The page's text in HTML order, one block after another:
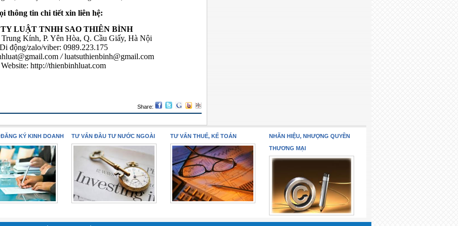
thông tin chi tiết xin liên hệ:
TY LUẬT TNHH SAO THIÊN BÌNH
Kính, P. Yên Hòa, Q. Cầu Giấy, Hà Nội
Di động/zalo/viber: 0989.223.175
/ luatsuthienbinh@gmail.com
Website:http://thienbinhluat.com
Share:
KÝ KINH DOANH TƯ VẤN ĐẦU TƯ NƯỚC NGOÀI TƯ VẤN THUẾ, KẾ TOÁN
NHÃN HIỆU, NHƯỢNG QUYỀN
THƯƠNG MẠI